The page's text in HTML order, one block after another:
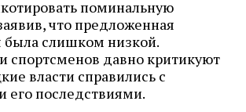
поминальную
что предложенная
была слишком низкой.
спортсменов давно критикуют
власти справились с
его последствиями.